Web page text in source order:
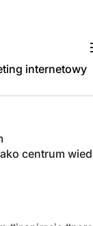
internetowy
centrum